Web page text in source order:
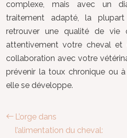
complexe, mais avec un
traitement adapté, la
retrouver une qualité de vie
attentivement votre cheval et
collaboration avec votre
prévenir la toux chronique ou
elle se développe.
L’orge dans
l’alimentation du cheval: